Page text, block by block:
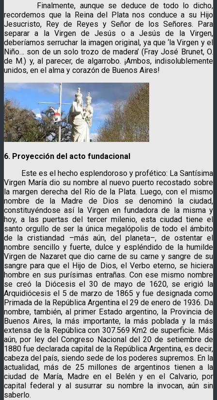
Finalmente, aunque se deduce de todo lo dicho,
recordemos que la Reina del Plata nos conduce a su Hijo
Jesucristo, Rey de Reyes y Señor de los Señores. Para
separar a la Virgen de Jesús o a Jesús de la Virgen,
deberíamos serruchar la imagen original, ya que ‘la Virgen y el
Niño… son de un solo trozo de madera’ (Fray José Brunet, O.
de M.) y, al parecer, de algarrobo. ¡Ambos, indisolublemente
unidos, en el alma y corazón de Buenos Aires!
6. Proyección del acto fundacional
Este es el hecho esplendoroso y profético: La Santísima
Virgen María dio su nombre al nuevo puerto recostado sobre
la margen derecha del Río de la Plata. Luego, con el mismo
nombre de la Madre de Dios se denominó la ciudad,
constituyéndose así la Virgen en fundadora de la misma y
hoy, a las puertas del tercer milenio, esta ciudad tiene el
santo orgullo de ser la única megalópolis de todo el ámbito
de la cristiandad –más aún, del planeta–, de ostentar el
nombre sencillo y fuerte, dulce y espléndido de la humilde
Virgen de Nazaret que dio carne de su carne y sangre de su
sangre para que el Hijo de Dios, el Verbo eterno, se hiciera
hombre en sus purísimas entrañas. Con ese mismo nombre
se creó la Diócesis el 30 de mayo de 1620, se erigió la
Arquidiócesis el 5 de marzo de 1865 y fue designada como
Primada de la República Argentina el 29 de enero de 1936. Da
nombre, también, al primer Estado argentino, la Provincia de
Buenos Aires, la más importante, la más poblada y la más
extensa de la República con 307.569 Km2 de superficie. Más
aún, por ley del Congreso Nacional del 20 de setiembre de
1880 fue declarada capital de la República Argentina, es decir,
cabeza del país, siendo sede de los poderes supremos. En la
actualidad, más de 25 millones de argentinos tienen a la
ciudad de María, Madre en el Belén y en el Calvario, por
capital federal y al susurrar su nombre la invocan, aún sin
saberlo.